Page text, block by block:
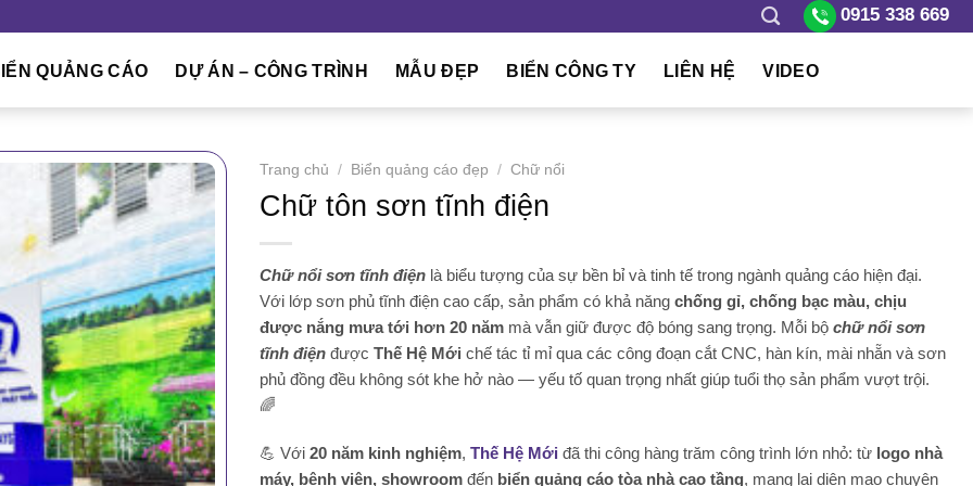
0915 338 669
QUẢNG CÁO DỰ ÁN – CÔNG TRÌNH MẪU ĐẸP BIỂN CÔNG TY LIÊN HỆ VIDEO
Trang chủ / Biển quảng cáo đẹp / Chữ nổi
Chữ tôn sơn tĩnh điện
Chữ nổi sơn tĩnh điện là biểu tượng của sự bền bỉ và tinh tế trong ngành quảng cáo hiện đại.
Với lớp sơn phủ tĩnh điện cao cấp, sản phẩm có khả năng chống gỉ, chống bạc màu, chịu
được nắng mưa tới hơn 20 năm mà vẫn giữ được độ bóng sang trọng. Mỗi bộ chữ nổi sơn
tĩnh điện được Thế Hệ Mới chế tác tỉ mỉ qua các công đoạn cắt CNC, hàn kín, mài nhẵn và sơn
phủ đồng đều không sót khe hở nào — yếu tố quan trọng nhất giúp tuổi thọ sản phẩm vượt trội.
🌈
💪 Với 20 năm kinh nghiệm, Thế Hệ Mới đã thi công hàng trăm công trình lớn nhỏ: từ logo nhà
máy, bệnh viện, showroom đến biển quảng cáo tòa nhà cao tầng, mang lại diện mạo chuyên